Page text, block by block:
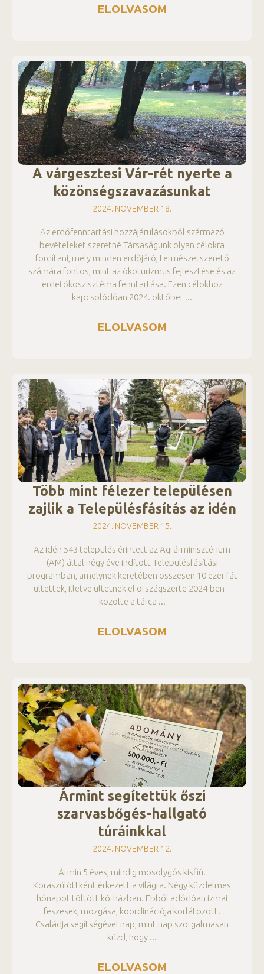
ELOLVASOM
A várgesztesi Vár-rét nyerte a
közönségszavazásunkat
2024. NOVEMBER 18.
Az erdőfenntartási hozzájárulásokból származó
bevételeket szeretné Társaságunk olyan célokra
fordítani, mely minden erdőjáró, természetszerető
számára fontos, mint az ökoturizmus fejlesztése és az
erdei ökoszisztéma fenntartása. Ezen célokhoz
kapcsolódóan 2024. október
ELOLVASOM
Több mint félezer településen
zajlik a Településfásítás az idén
2024. NOVEMBER 15.
Az idén 543 település érintett az Agrárminisztérium
(AM) által négy éve indított Településfásítási
programban, amelynek keretében összesen 10 ezer fát
ültettek, illetve ültetnek el országszerte 2024-ben –
közölte a tárca
ELOLVASOM
Ármint segítettük őszi
szarvasbőgés-hallgató
túráinkkal
2024. NOVEMBER 12.
Ármin 5 éves, mindig mosolygós kisfiú.
Koraszülöttként érkezett a világra. Négy küzdelmes
hónapot töltött kórházban. Ebből adódóan izmai
feszesek, mozgása, koordinációja korlátozott.
Családja segítségével nap, mint nap szorgalmasan
küzd, hogy
ELOLVASOM